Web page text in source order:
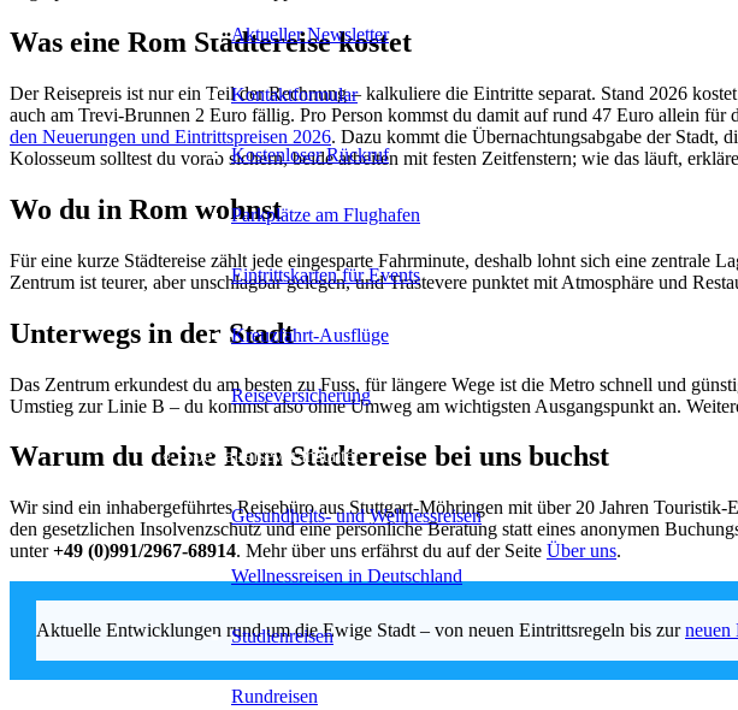
Aktueller Newsletter
Kontaktformular
Kostenloser Rückruf
Parkplätze am Flughafen
Eintrittskarten für Events
Kreuzfahrt-Ausflüge
Reiseversicherung
Spezialreiseveranstalter
Gesundheits- und Wellnessreisen
Wellnessreisen in Deutschland
Studienreisen
Rundreisen
Was eine Rom Städtereise kostet
Der Reisepreis ist nur ein Teil der Rechnung – kalkuliere die Eintritte separat. Stand 2026
auch am Trevi-Brunnen 2 Euro fällig. Pro Person kommst du damit auf rund 47 Euro allein
den Neuerungen und Eintrittspreisen 2026. Dazu kommt die Übernachtungsabgabe der Stadt,
Kolosseum solltest du vorab sichern, beide arbeiten mit festen Zeitfenstern; wie das läuft,
Wo du in Rom wohnst
Für eine kurze Städtereise zählt jede eingesparte Fahrminute, deshalb lohnt sich eine zentrale
Zentrum ist teurer, aber unschlagbar gelegen, und Trastevere punktet mit Atmosphäre und
Unterwegs in der Stadt
Das Zentrum erkundest du am besten zu Fuss, für längere Wege ist die Metro schnell und
Umstieg zur Linie B – du kommst also ohne Umweg am wichtigsten Ausgangspunkt an.
Warum du deine Rom Städtereise bei uns buchst
Wir sind ein inhabergeführtes Reisebüro aus Stuttgart-Möhringen mit über 20 Jahren
den gesetzlichen Insolvenzschutz und eine persönliche Beratung statt eines anonymen
unter+49 (0)991/2967-68914. Mehr über uns erfährst du auf der Seite Über uns.
Aktuelle Entwicklungen rund um die Ewige Stadt – von neuen Eintrittsregeln bis zurneuen